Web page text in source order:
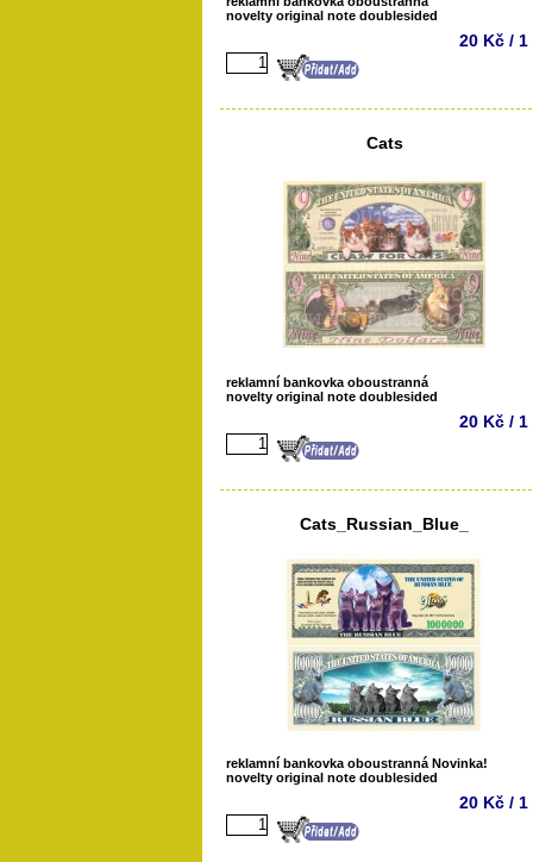
novelty original note doublesided
20 Kč / 1
Cats
reklamní bankovka oboustranná
novelty original note doublesided
20 Kč / 1
Cats_Russian_Blue_
reklamní bankovka oboustranná Novinka!
novelty original note doublesided
20 Kč / 1